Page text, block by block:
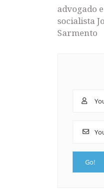
advogado
socialista
Sarmento